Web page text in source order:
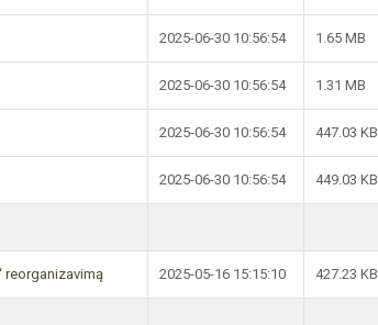
2025-06-30 10:56:54 1.65 MB
2025-06-30 10:56:54 1.31 MB
2025-06-30 10:56:54 447.03 KB
2025-06-30 10:56:54 449.03 KB
reorganizavimą 2025-05-16 15:15:10 427.23 KB